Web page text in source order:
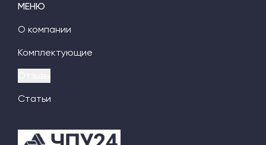
МЕНЮ
О компании
Комплектующие
Статьи